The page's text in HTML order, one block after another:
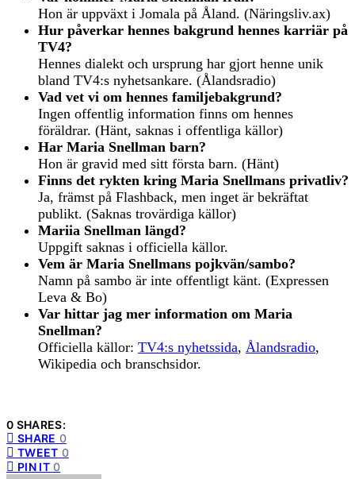
Hon är uppväxt i Jomala på Åland. (Näringsliv.ax)
Hur påverkar hennes bakgrund hennes karriär på
TV4?
Hennes dialekt och ursprung har gjort henne unik
bland TV4:s nyhetsankare. (Ålandsradio)
Vad vet vi om hennes familjebakgrund?
Ingen offentlig information finns om hennes
föräldrar. (Hänt, saknas i offentliga källor)
Har Maria Snellman barn?
Hon är gravid med sitt första barn. (Hänt)
Finns det rykten kring Maria Snellmans privatliv?
Ja, främst på Flashback, men inget är bekräftat
publikt. (Saknas trovärdiga källor)
Mariia Snellman längd?
Uppgift saknas i officiella källor.
Vem är Maria Snellmans pojkvän/sambo?
Namn på sambo är inte offentligt känt. (Expressen
Leva & Bo)
Var hittar jag mer information om Maria
Snellman?
Officiella källor: TV4:s nyhetssida, Ålandsradio,
Wikipedia och branschsidor.
0 SHARES:
SHARE 0
TWEET 0
PIN IT 0